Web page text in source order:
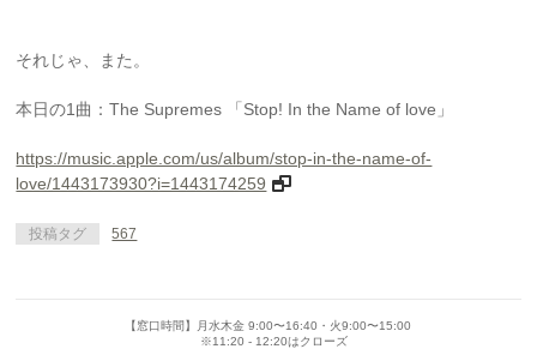
それじゃ、また。
本日の1曲：The Supremes 「Stop! In the Name of love」
https://music.apple.com/us/album/stop-in-the-name-of-
love/1443173930?i=1443174259
投稿タグ 567
【窓口時間】月水木金 9:00〜16:40・火9:00〜15:00
※11:20 - 12:20はクローズ